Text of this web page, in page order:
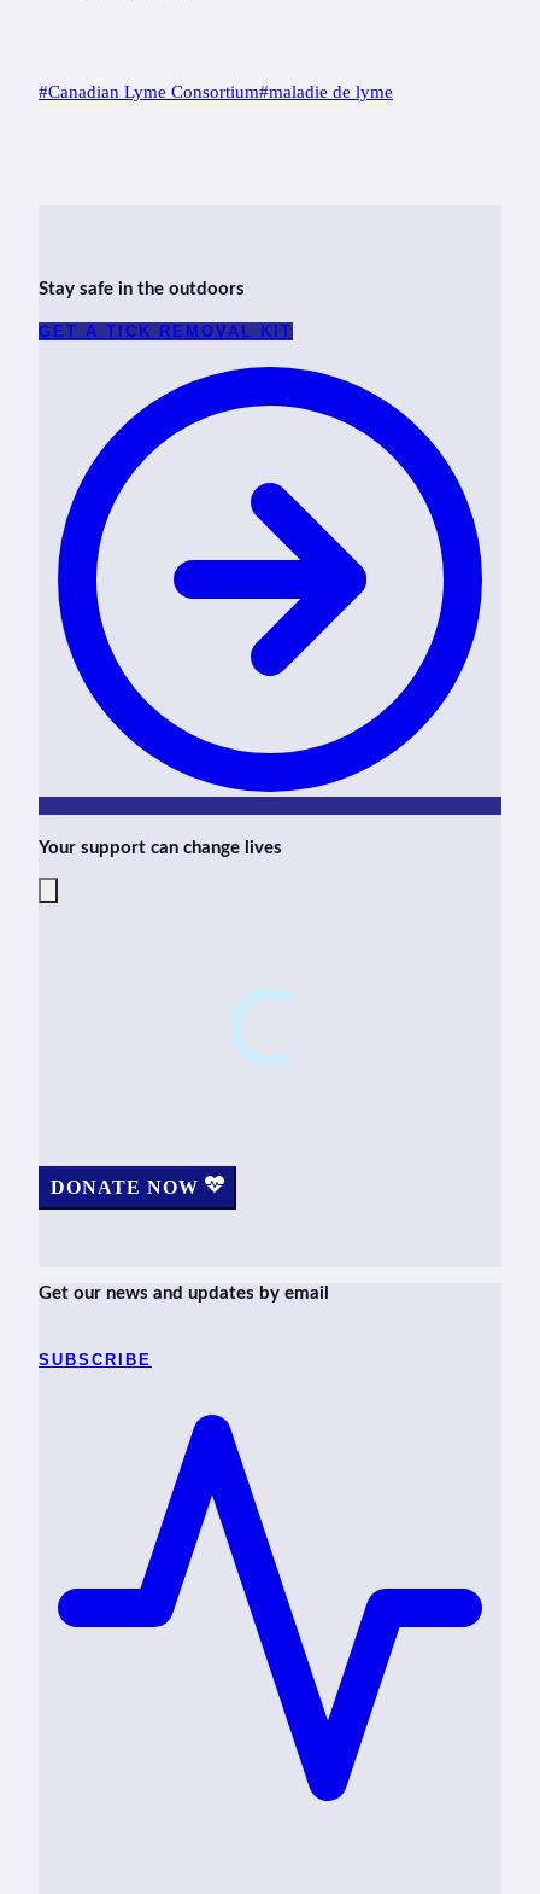
Post
#Canadian Lyme Consortium#maladie de lyme
Stay safe in the outdoors
GET A TICK REMOVAL KIT
Your support can change lives
DONATE NOW
Get our news and updates by email
SUBSCRIBE